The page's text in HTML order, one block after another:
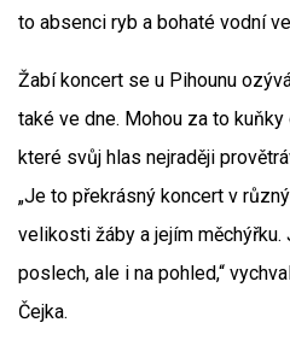
to absenci ryb a bohaté vodní
Žabí koncert se u Pihounu
také ve dne. Mohou za to
které svůj hlas nejraději
„Je to překrásný koncert v
velikosti žáby a jejím měchýřku.
poslech, ale i na pohled,“
Čejka.